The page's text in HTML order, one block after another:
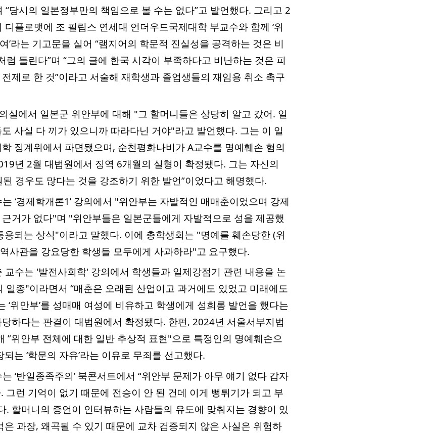
“당시의 일본정부만의 책임으로 볼 수는 없다”고 발언했다. 그리고 2
플로맷에 조 필립스 연세대 언더우드국제대학 부교수와 함께 ‘위
’라는 기고문을 실어 “램지어의 학문적 진실성을 공격하는 것은 비
들린다”며 “그의 글에 한국 시각이 부족하다고 비난하는 것은 피
제로 한 것”이라고 서술해 재학생과 졸업생들의 재임용 취소 촉구
실에서 일본군 위안부에 대해 "그 할머니들은 상당히 알고 갔어. 일
사실 다 끼가 있으니까 따라다닌 거야"라고 발언했다. 그는 이 일
징계위에서 파면됐으며, 순천평화나비가 A교수를 명예훼손 혐의
년 2월 대법원에서 징역 6개월의 실형이 확정됐다. 그는 자신의
경우도 많다는 것을 강조하기 위한 발언”이었다고 해명했다.
‘경제학개론1’ 강의에서 "위안부는 자발적인 매매춘이었으며 강제
거가 없다"며 "위안부들은 일본군들에게 자발적으로 성을 제공했
용되는 상식"이라고 말했다. 이에 총학생회는 "명예를 훼손당한 (위
사관을 강요당한 학생들 모두에게 사과하라"고 요구했다.
수는 '발전사회학' 강의에서 학생들과 일제강점기 관련 내용을 논
일종"이라면서 “매춘은 오래된 산업이고 과거에도 있었고 미래에도
‘위안부’를 성매매 여성에 비유하고 학생에게 성희롱 발언을 했다는
하다는 판결이 대법원에서 확정됐다. 한편, 2024년 서울서부지법
”위안부 전체에 대한 일반 추상적 표현"으로 특정인의 명예훼손으
는 ‘학문의 자유’라는 이유로 무죄를 선고했다.
‘반일종족주의’ 북콘서트에서 “위안부 문제가 아무 얘기 없다 갑자
그런 기억이 없기 때문에 전승이 안 된 건데 이게 뻥튀기가 되고 부
. 할머니의 증언이 인터뷰하는 사람들의 유도에 맞춰지는 경향이 있
과장, 왜곡될 수 있기 때문에 교차 검증되지 않은 사실은 위험하